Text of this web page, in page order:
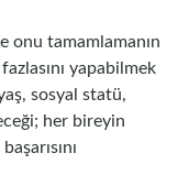
onu tamamlamanın
yapabilmek
sosyal statü,
her bireyin